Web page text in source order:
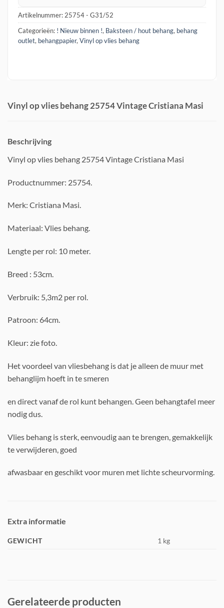
Artikelnummer: 25754 - G31/52
Categorieën: ! Nieuw binnen !, Baksteen / hout behang, behang
outlet, behangpapier, Vinyl op vlies behang
Vinyl op vlies behang 25754 Vintage Cristiana Masi
Beschrijving
Vinyl op vlies behang 25754 Vintage Cristiana Masi
Productnummer: 25754.
Merk: Cristiana Masi.
Materiaal: Vlies behang.
Lengte per rol: 10 meter.
Breed : 53cm.
Verbruik: 5,3m2 per rol.
Patroon: 64cm.
Kleur: zie foto.
Het voordeel van vliesbehang is dat je alleen de muur met
behanglijm hoeft in te smeren
en direct vanaf de rol kunt behangen. Geen behangtafel meer
nodig dus.
Vlies behang is sterk, eenvoudig aan te brengen, gemakkelijk
te verwijderen, goed
afwasbaar en geschikt voor muren met lichte scheurvorming.
Extra informatie
GEWICHT 1 kg
Gerelateerde producten